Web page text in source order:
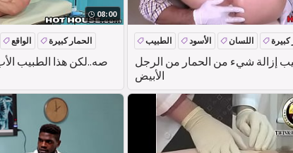
08:00
صه..لكن هذا الطبيب
الواقع الحمار كبيرة
إزالة شيء من الحمار من الرجل
الأبيض
الطبيب الأسود اللسان كبيرة